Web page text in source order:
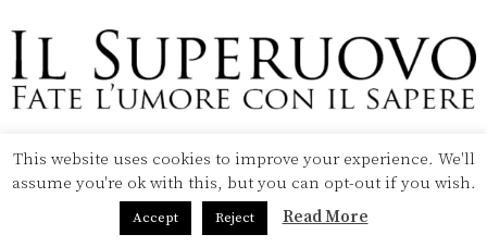
Copyright © 2020 Il Superuovo — Powered by Pipool
SRL
This website uses cookies to improve your experience. We'll
assume you're ok with this, but you can opt-out if you wish.
Accept Reject Read More